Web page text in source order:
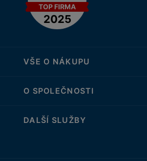
VŠE O NÁKUPU
O SPOLEČNOSTI
DALŠÍ SLUŽBY